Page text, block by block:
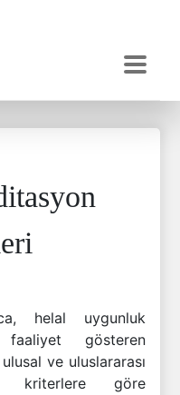
helal uygunluk
faaliyet gösteren
ve uluslararası
kriterlere göre